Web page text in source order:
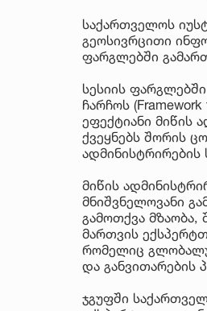
საქართველოს
გეოსივრცითი
ფარგლებში
სესიის
ჩარჩოს
ეფექტიანი მიწის
ქვეყნებს შორის
ადმინისტრირების
მიწის
მნიშვნელოვანი
გამოთქვა
მართვის
რომელიც
და განვითარების
ჯგუფში